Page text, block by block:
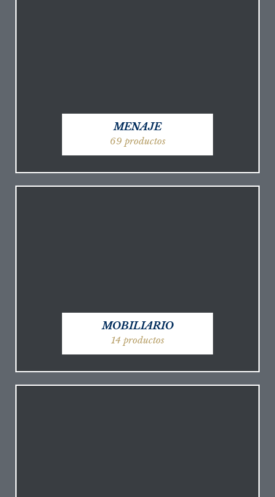
MENAJE
69 productos
MOBILIARIO
14 productos